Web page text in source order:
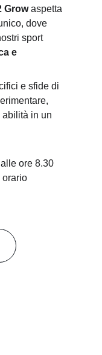
Grow aspetta
dove
sport
e
e sfide di
in un
ore 8.30
orario